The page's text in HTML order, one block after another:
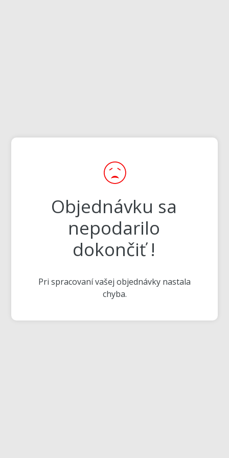
Objednávku sa
nepodarilo
dokončiť !
Pri spracovaní vašej objednávky nastala
chyba.